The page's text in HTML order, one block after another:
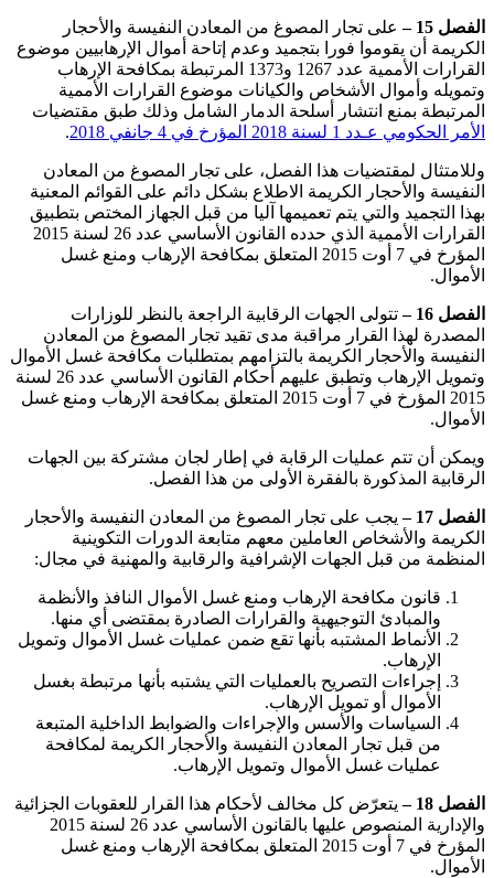
الفصل 15 –
على تجار المصوغ من المعادن النفيسة والأحجار
الكريمة أن يقوموا فورا بتجميد وعدم إتاحة أموال الإرهابيين موضوع
القرارات الأممية عدد 1267 و1373 المرتبطة بمكافحة الإرهاب
وتمويله وأموال الأشخاص والكيانات موضوع القرارات الأممية
المرتبطة بمنع انتشار أسلحة الدمار الشامل وذلك طبق مقتضيات
الأمر الحكومي عـدد 1 لسنة 2018 المؤرخ في 4 جانفي 2018
.
وللامتثال لمقتضيات هذا الفصل، على تجار المصوغ من المعادن
النفيسة والأحجار الكريمة الاطلاع بشكل دائم على القوائم المعنية
بهذا التجميد والتي يتم تعميمها آليا من قبل الجهاز المختص بتطبيق
القرارات الأممية الذي حدده القانون الأساسي عدد 26 لسنة 2015
المؤرخ في 7 أوت 2015 المتعلق بمكافحة الإرهاب ومنع غسل
الأموال.
الفصل 16 –
تتولى الجهات الرقابية الراجعة بالنظر للوزارات
المصدرة لهذا القرار مراقبة مدى تقيد تجار المصوغ من المعادن
النفيسة والأحجار الكريمة بالتزامهم بمتطلبات مكافحة غسل الأموال
وتمويل الإرهاب وتطبق عليهم أحكام القانون الأساسي عدد 26 لسنة
2015 المؤرخ في 7 أوت 2015 المتعلق بمكافحة الإرهاب ومنع غسل
الأموال.
ويمكن أن تتم عمليات الرقابة في إطار لجان مشتركة بين الجهات
الرقابية المذكورة بالفقرة الأولى من هذا الفصل.
الفصل 17 –
يجب على تجار المصوغ من المعادن النفيسة والأحجار
الكريمة والأشخاص العاملين معهم متابعة الدورات التكوينية
المنظمة من قبل الجهات الإشرافية والرقابية والمهنية في مجال:
قانون مكافحة الإرهاب ومنع غسل الأموال النافذ والأنظمة
والمبادئ التوجيهية والقرارات الصادرة بمقتضى أي منها.
الأنماط المشتبه بأنها تقع ضمن عمليات غسل الأموال وتمويل
الإرهاب.
إجراءات التصريح بالعمليات التي يشتبه بأنها مرتبطة بغسل
الأموال أو تمويل الإرهاب.
السياسات والأسس والإجراءات والضوابط الداخلية المتبعة
من قبل تجار المعادن النفيسة والأحجار الكريمة لمكافحة
عمليات غسل الأموال وتمويل الإرهاب.
الفصل 18 –
يتعرّض كل مخالف لأحكام هذا القرار للعقوبات الجزائية
والإدارية المنصوص عليها بالقانون الأساسي عدد 26 لسنة 2015
المؤرخ في 7 أوت 2015 المتعلق بمكافحة الإرهاب ومنع غسل
الأموال.